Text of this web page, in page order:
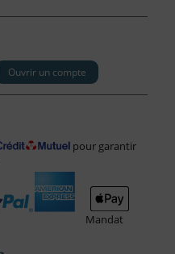
Ouvrir un compte
pour garantir
Mandat